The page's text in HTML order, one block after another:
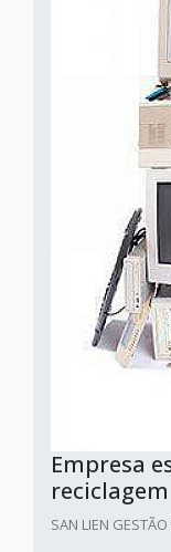
Empresa
SAN LIEN